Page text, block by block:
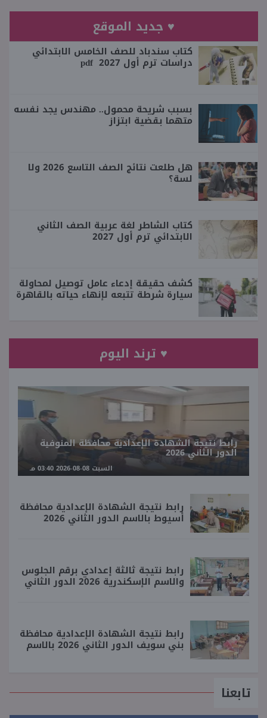
♥ جديد الموقع
كتاب سندباد للصف الخامس الابتدائي
دراسات ترم أول 2027 pdf
بسبب شريحة محمول.. مهندس يجد نفسه
متهما بقضية ابتزاز
هل طلعت نتائج الصف التاسع 2026 ولا
لسة؟
كتاب الشاطر لغة عربية الصف الثاني
الابتدائي ترم أول 2027
كشف حقيقة إدعاء عامل توصيل لمحاولة
سيارة شرطة تتبعه لإنهاء حياته بالقاهرة
♥ ترند اليوم
رابط نتيجة الشهادة الإعدادية محافظة المنوفية
الدور الثاني 2026
السبت 08-08-2026 03:40 مـ
رابط نتيجة الشهادة الإعدادية محافظة
أسيوط بالاسم الدور الثاني 2026
رابط نتيجة ثالثة إعدادي برقم الجلوس
والاسم الإسكندرية 2026 الدور الثاني
رابط نتيجة الشهادة الإعدادية محافظة
بني سويف الدور الثاني 2026 بالاسم
تابعنا